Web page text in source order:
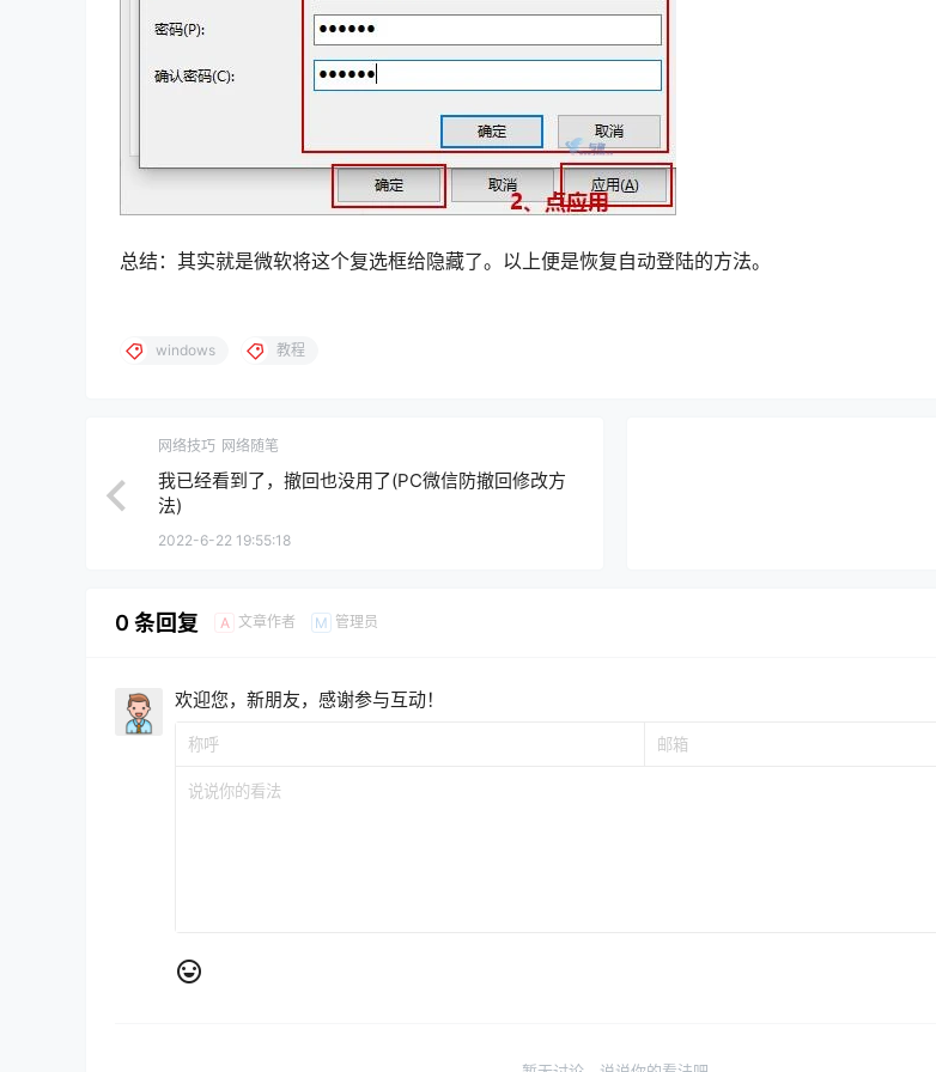
总结：其实就是微软将这个复选框给隐藏了。以上便是恢复自动登陆的方法。
windows 教程
网络技巧 网络随笔
我已经看到了，撤回也没用了(PC微信防撤回修改方
法)
2022-6-22 19:55:18
0 条回复 A 文章作者 M 管理员
欢迎您，新朋友，感谢参与互动！